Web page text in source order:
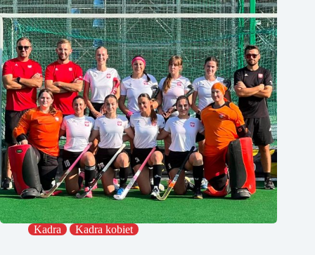
Kadra Kadra kobiet